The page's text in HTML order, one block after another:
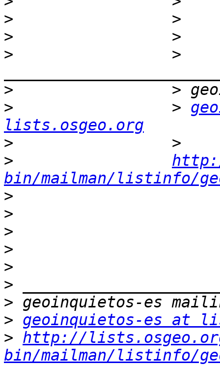
>
>
>
                 >
>
>
                 >
lists.osgeo.org
>
>
bin/mailman/listinfo/
>
>
>
>
>
>
>
> geoinquietos-es at
> http://
bin/mailman/listinfo/